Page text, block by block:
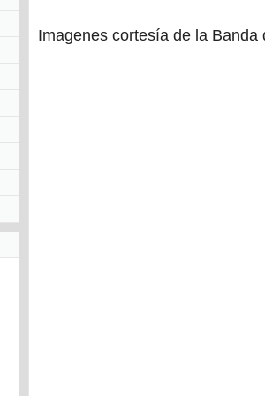
Imagenes cortesía de la Banda